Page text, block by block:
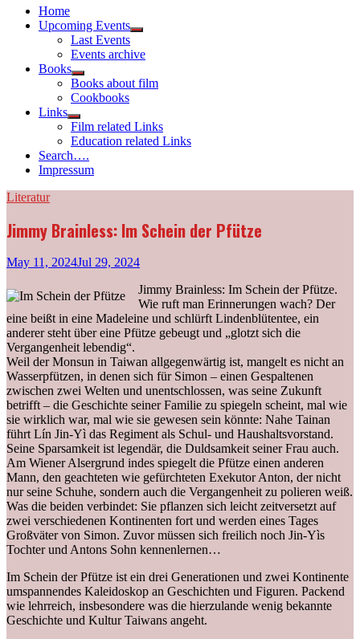
Home
Upcoming Events
Show
menu
Last Events
Events archive
Books
Show
sub
menu
Books about film
Cookbooks
Links
Show
sub
menu
Film related Links
Education related Links
Search….
Impressum
Literatur
Jimmy Brainless: Im Schein der Pfütze
May 11, 2024Jul 29, 2024
Jimmy Brainless: Im Schein der Pfütze.
Wie ruft man Erinnerungen wach? Der
eine beißt in eine Madeleine und schlürft Lindenblütentee, ein
anderer steht über eine Pfütze gebeugt und „glotzt sich die
Vergangenheit lebendig“.
Weil der Monsun in Taiwan allgegenwärtig ist, mangelt es nicht an
Wasserpfützen, in denen sich für Simon – einen Gespaltenen
zwischen zwei Welten und unentschlossen, was seine Zukunft
betrifft – die Geschichte seiner Familie zu spiegeln scheint, mal wie
sie wirklich war, mal wie sie gewesen sein könnte: Nahe Tainan
führt Lín Jin-Yì das Regiment als Schul- und Haushaltsvorstand.
Seine Sparsamkeit ist legendär, die Duldsamkeit seiner Frau auch.
Am Wiener Alsergrund indes spiegelt die Pfütze einen anderen
Mann, den geachteten wie gefürchteten Exekutor Anton, der nicht
nur seine Schuhe, sondern auch die Vergangenheit zu polieren weiß.
Was die beiden verbindet: Sie pflanzen sich leicht zeitversetzt auf
zwei verschiedenen Kontinenten fort und werden eines Tages
Großväter von Simon. Zuvor müssen sich freilich noch Jin-Yìs
Tochter und Antons Sohn kennenlernen…
Im­ Schein­ der­ Pfütze ist ein drei Generationen und zwei Kontinente
umspannendes Kaleidoskop an Geschichten und Figuren. Packend
wie lehrreich, insbesondere was die hierzulande wenig bekannte
Geschichte und Kultur Taiwans angeht.